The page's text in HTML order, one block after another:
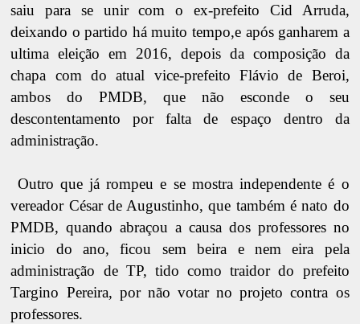
saiu para se unir com o ex-prefeito Cid Arruda,
deixando o partido há muito tempo,e após ganharem a
ultima eleição em 2016, depois da composição da
chapa com do atual vice-prefeito Flávio de Beroi,
ambos do PMDB, que não esconde o seu
descontentamento por falta de espaço dentro da
administração.
Outro que já rompeu e se mostra independente é o
vereador César de Augustinho, que também é nato do
PMDB, quando abraçou a causa dos professores no
inicio do ano, ficou sem beira e nem eira pela
administração de TP, tido como traidor do prefeito
Targino Pereira, por não votar no projeto contra os
professores.